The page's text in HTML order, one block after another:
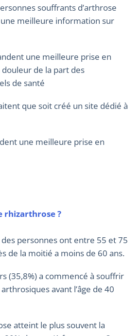
souffrants d’arthrose
meilleure information sur
une meilleure prise en
douleur de la part des
de santé
que soit créé un site dédié à
une meilleure prise en
rhizarthrose ?
personnes ont entre 55 et 75
de la moitié a moins de 60 ans.
(35,8%) a commencé à souffrir
avant l’âge de 40
atteint le plus souvent la